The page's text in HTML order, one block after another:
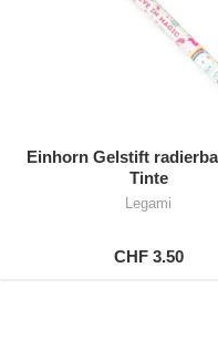
Einhorn Gelstift
Tinte
Legami
CHF 3.50